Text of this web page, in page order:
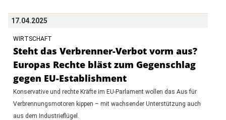
17.04.2025
WIRTSCHAFT
Steht das Verbrenner-Verbot vorm aus?
Europas Rechte bläst zum Gegenschlag
gegen EU-Establishment
Konservative und rechte Kräfte im EU-Parlament wollen das Aus für
Verbrennungsmotoren kippen – mit wachsender Unterstützung auch
aus dem Industrieflügel.